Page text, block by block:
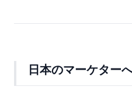
日本のマーケター